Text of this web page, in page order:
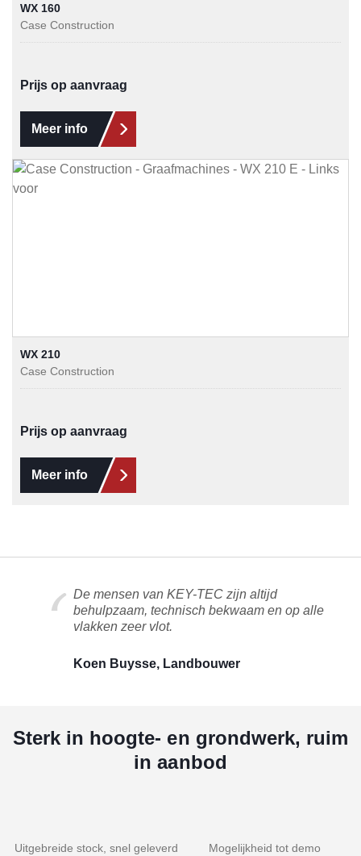
WX 160
Case Construction
Prijs op aanvraag
Meer info
WX 210
Case Construction
Prijs op aanvraag
Meer info
De mensen van KEY-TEC zijn altijd
behulpzaam, technisch bekwaam en op alle
vlakken zeer vlot.
Koen Buysse, Landbouwer
Sterk in hoogte- en grondwerk, ruim
in aanbod
Uitgebreide stock, snel geleverd Mogelijkheid tot demo